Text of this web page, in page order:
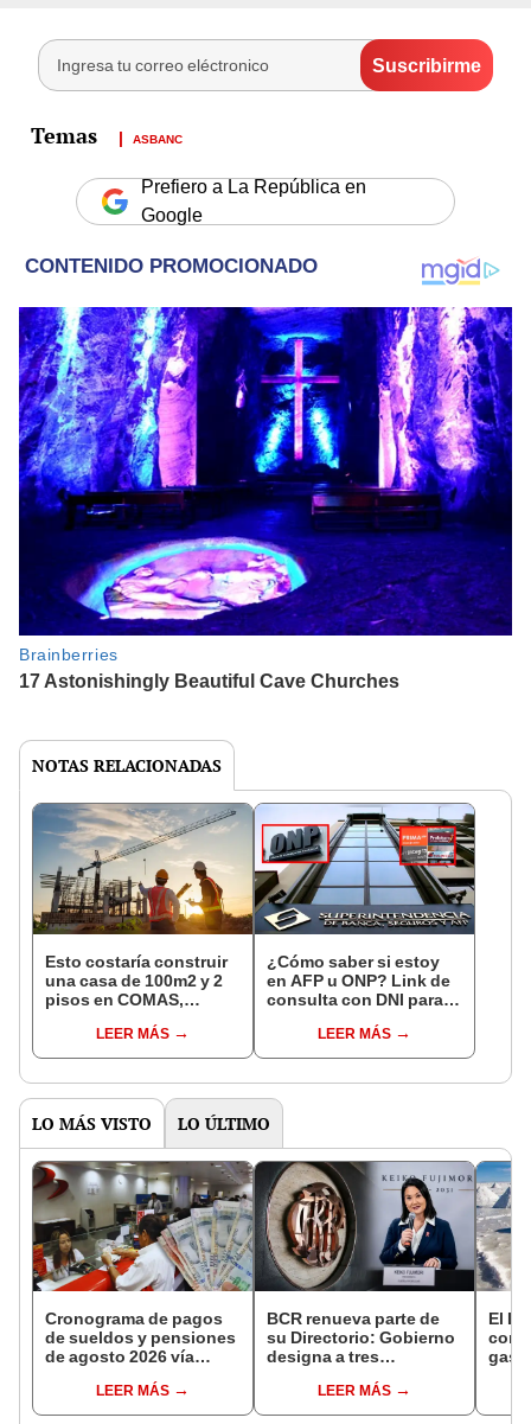
ASBANC
Prefiero a La República en
Google
NOTAS RELACIONADAS
Esto costaría construir
una casa de 100m2 y 2
pisos en COMAS,
distritos de LIMA
NORTE
LEER MÁS
¿Cómo saber si estoy
en AFP u ONP? Link de
consulta con DNI para
pensiones estás
LEER MÁS
LO MÁS VISTO LO ÚLTIMO
Cronograma de pagos
de sueldos y pensiones
de agosto 2026 vía
conoce las fechas de
depósito
LEER MÁS
BCR renueva parte de
su Directorio: Gobierno
designa a tres
EjecutivoLEER MÁS
El